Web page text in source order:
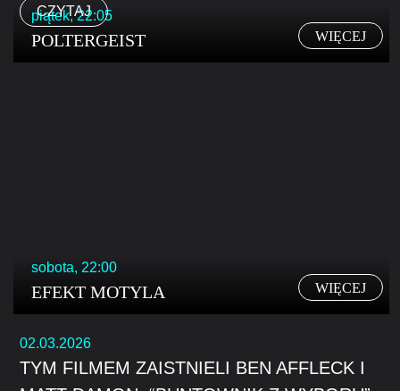
piątek, 22:05
POLTERGEIST WIĘCEJ
sobota, 22:00
EFEKT MOTYLA WIĘCEJ
CZYTAJ
02.03.2026
TYM FILMEM ZAISTNIELI BEN AFFLECK I